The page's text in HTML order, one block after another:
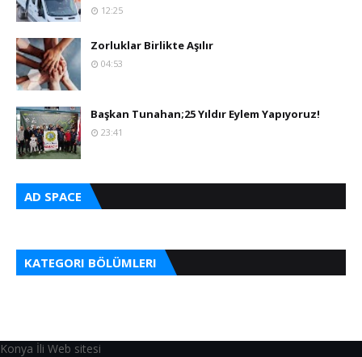
12:25
Zorluklar Birlikte Aşılır
04:53
Başkan Tunahan;25 Yıldır Eylem Yapıyoruz!
23:41
AD SPACE
KATEGORI BÖLÜMLERI
Konya İli Web sitesi